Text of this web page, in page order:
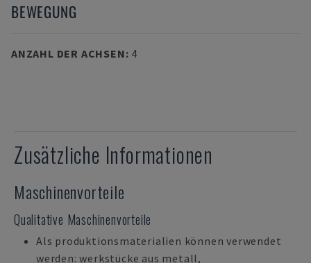
BEWEGUNG
ANZAHL DER ACHSEN: 4
Zusätzliche Informationen
Maschinenvorteile
Qualitative Maschinenvorteile
Als produktionsmaterialien können verwendet
werden: werkstücke aus metall,